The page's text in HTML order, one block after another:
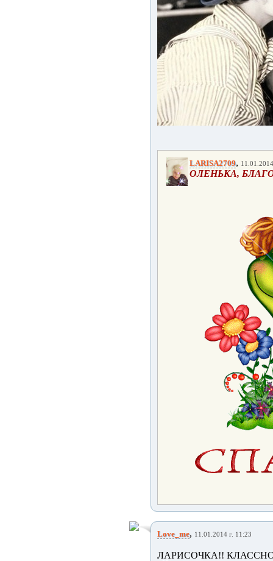
LARISA2709,
ОЛЕНЬКА,
Love_me, 11.01.2014 г. 11:23
ЛАРИСОЧКА!!